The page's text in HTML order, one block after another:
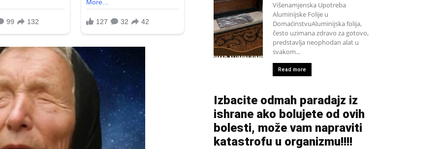
Višenamjenska Upotreba
Aluminijske Folije u
DomaćinstvuAluminijska folija,
često uzimana zdravo za gotovo,
predstavlja neophodan alat u
svakom...
Read more
Izbacite odmah paradajz iz
ishrane ako bolujete od ovih
bolesti, može vam napraviti
katastrofu u organizmu!!!!